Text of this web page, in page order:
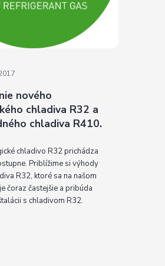
nového
chladiva R32 a
chladiva R410.
chladivo R32 prichádza
Priblížime si výhody
R32, ktoré sa na našom
čoraz častejšie a pribúda
s chladivom R32.